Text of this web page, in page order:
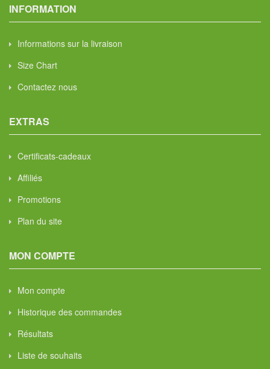
INFORMATION
Informations sur la livraison
Size Chart
Contactez nous
EXTRAS
Certificats-cadeaux
Affiliés
Promotions
Plan du site
MON COMPTE
Mon compte
Historique des commandes
Résultats
Liste de souhaits